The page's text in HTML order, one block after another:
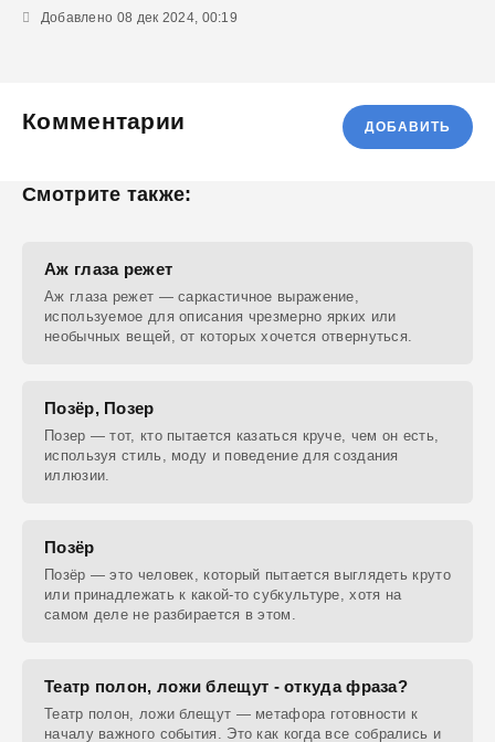
Добавлено 08 дек 2024, 00:19
Комментарии ДОБАВИТЬ
Смотрите также:
Аж глаза режет
Аж глаза режет — саркастичное выражение,
используемое для описания чрезмерно ярких или
необычных вещей, от которых хочется отвернуться.
Позёр, Позер
Позер — тот, кто пытается казаться круче, чем он есть,
используя стиль, моду и поведение для создания
иллюзии.
Позёр
Позёр — это человек, который пытается выглядеть круто
или принадлежать к какой-то субкультуре, хотя на
самом деле не разбирается в этом.
Театр полон, ложи блещут - откуда фраза?
Театр полон, ложи блещут — метафора готовности к
началу важного события. Это как когда все собрались и